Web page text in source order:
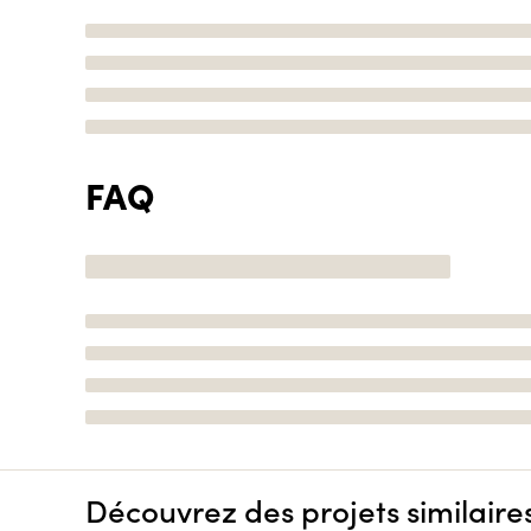
FAQ
Découvrez des projets